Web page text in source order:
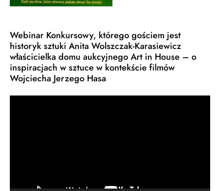
Webinar Konkursowy, którego gościem jest
historyk sztuki Anita Wolszczak-Karasiewicz
właścicielka domu aukcyjnego Art in House – o
inspiracjach w sztuce w kontekście filmów
Wojciecha Jerzego Hasa